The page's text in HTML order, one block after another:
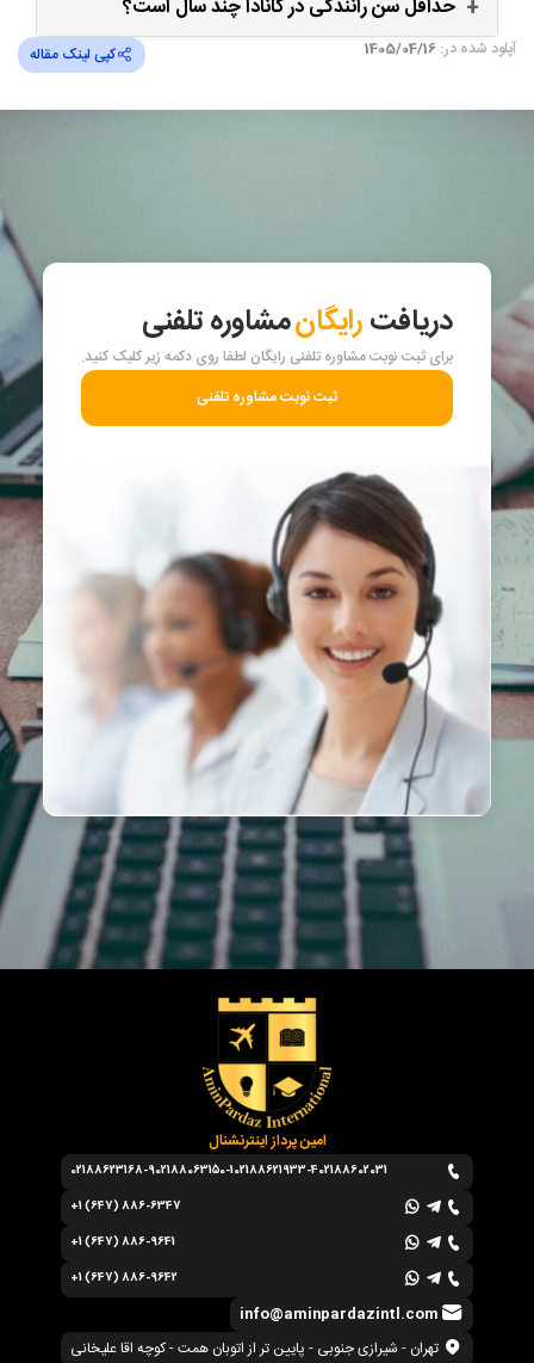
حداقل سن رانندگی در کانادا چند سال است؟
آپلود شده در: 1405/04/16 کپی لینک مقاله
دریافترایگانمشاوره تلفنی
برای ثبت نوبت مشاوره تلفنی رایگان لطفا روی دکمه زیر کلیک کنید.
ثبت نوبت مشاوره تلفنی
امین پرداز اینترنشنال
info@aminpardazintl.com
02188623168-902188063150-102188621933-402188602031
+1 (647) 886-6347
+1 (647) 886-9641
+1 (647) 886-9642
تهران - شیرازی جنوبی - پایین تر از اتوبان همت - کوچه اقا علیخانی